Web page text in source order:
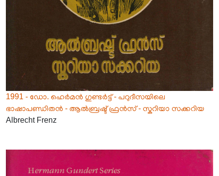
1991 - ഡോ. ഹെർമൻ ഗുണ്ടർട്ട് - പറുദീസയിലെ
ഭാഷാപണ്ഡിതൻ - ആൽബ്രഷ്ട് ഫ്രൻസ് - സ്കറിയാ സക്കറിയ
Albrecht Frenz